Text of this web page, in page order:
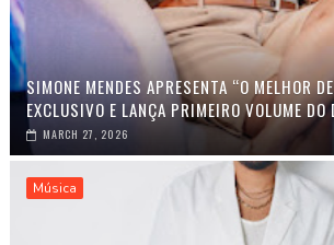
SIMONE MENDES APRESENTA “O MELHOR
EXCLUSIVO E LANÇA PRIMEIRO VOLUME DO
MARCH 27, 2026
Música